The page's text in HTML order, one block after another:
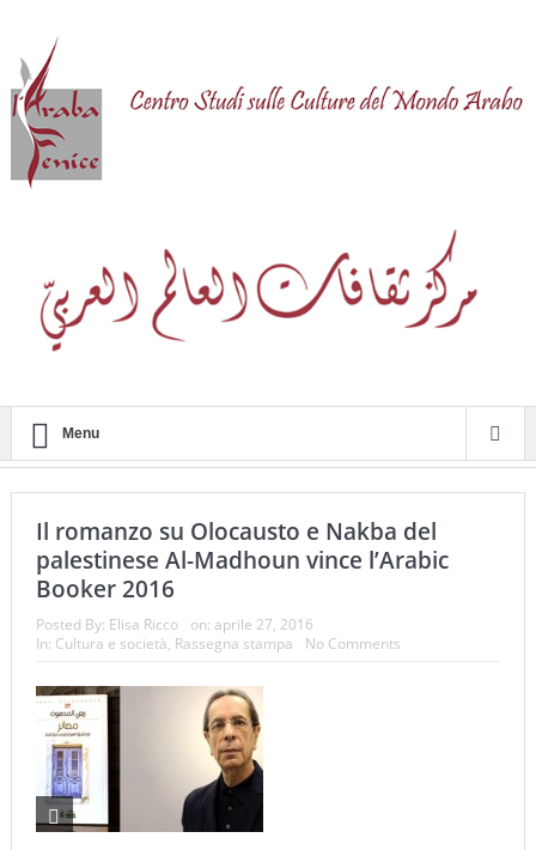
Menu
Il romanzo su Olocausto e Nakba del
palestinese Al-Madhoun vince l’Arabic
Booker 2016
Posted By: Elisa Ricco on: aprile 27, 2016
In: Cultura e società, Rassegna stampa No Comments